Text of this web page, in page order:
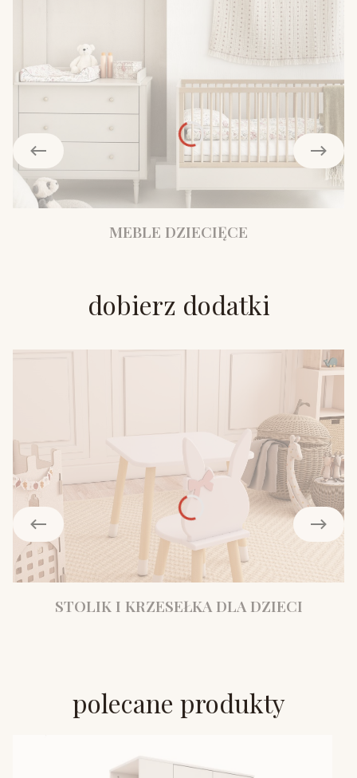
MEBLE DZIECIĘCE
dobierz dodatki
STOLIK I KRZESEŁKA DLA DZIECI
polecane produkty